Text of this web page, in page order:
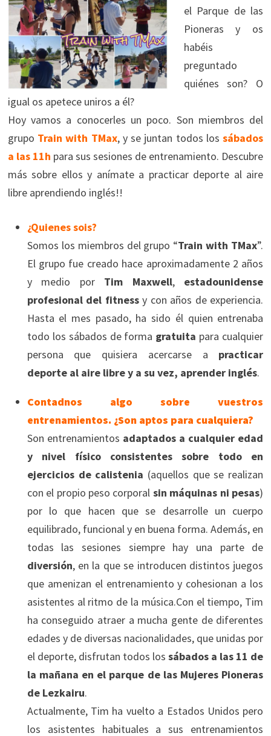
el Parque de las
Pioneras y os
habéis
preguntado
quiénes son? O
igual os apetece uniros a él?
Hoy vamos a conocerles un poco. Son miembros del
grupo Train with TMax, y se juntan todos lossábados
a las 11h para sus sesiones de entrenamiento. Descubre
más sobre ellos y anímate a practicar deporte al aire
libre aprendiendo inglés!!
¿Quienes sois?
Somos los miembros del grupo “Train with TMax”.
El grupo fue creado hace aproximadamente 2 años
y medio por Tim Maxwell, estadounidense
profesional del fitnessy con años de experiencia.
Hasta el mes pasado, ha sido él quien entrenaba
todo los sábados de forma gratuita para cualquier
persona que quisiera acercarse a practicar
deporte al aire libre y a su vez, aprender inglés.
Contadnos algo sobre vuestros
entrenamientos. ¿Son aptos para cualquiera?
Son entrenamientos adaptados a cualquier edad
y nivel físico consistentes sobre todo en
ejercicios de calistenia (aquellos que se realizan
con el propio peso corporal sin máquinas ni pesas)
por lo que hacen que se desarrolle un cuerpo
equilibrado, funcional y en buena forma. Además, en
todas las sesiones siempre hay una parte de
diversión, en la que se introducen distintos juegos
que amenizan el entrenamiento y cohesionan a los
asistentes al ritmo de la música.Con el tiempo, Tim
ha conseguido atraer a mucha gente de diferentes
edades y de diversas nacionalidades, que unidas por
el deporte, disfrutan todos lossábados a las 11 de
la mañana en el parque de las Mujeres Pioneras
de Lezkairu.
Actualmente, Tim ha vuelto a Estados Unidos pero
los asistentes habituales a sus entrenamientos